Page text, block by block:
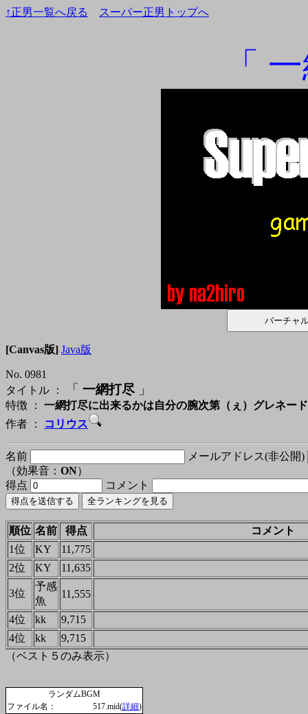
↑正男一覧へ戻る スーパー正男トップへ
「
[Canvas版] Java版
No. 0981
タイトル ：
「 一網打尽」
特徴 ： 一網打尽に出来るかは自分の腕次第（ぇ）グレネー
作者 ：
コリウス
名前
メールアドレス(非公開)
（効果音： ON）
得点
コメント
順位 名前 得点
コメント
1位
KY
11,775
2位
KY 11,635
3位
予感
魚
11,555
4位 kk
9,715
4位
kk
9,715
（ベスト５のみ表示）
ランダムBGM
ファイル名：
517.mid(詳細)